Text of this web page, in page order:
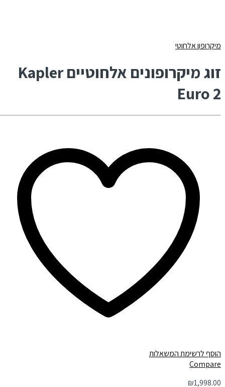
מיקרופון אלחוטי
זוג מיקרופונים אלחוטיים Kapler
Euro 2
הוסף לרשימת המשאלות
Compare
₪1,998.00